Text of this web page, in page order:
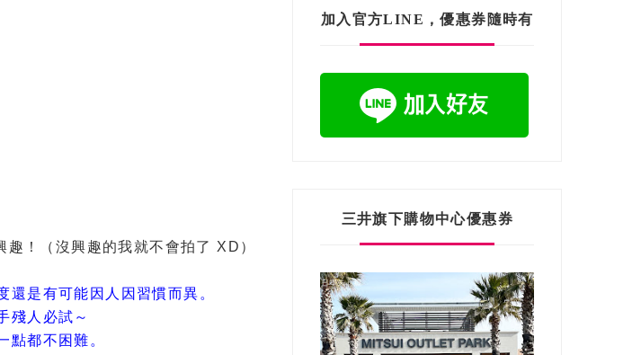
！（沒興趣的我就不會拍了 XD）
是有可能因人因習慣而異。
殘人必試～
點都不困難。
加入官方LINE，優惠券隨時有
三井旗下購物中心優惠券